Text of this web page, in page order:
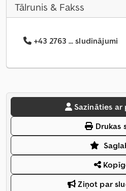
Tālrunis & Fakss
+43 2763 ... sludinājumi
Sazināties ar
Drukas
Ziņot par